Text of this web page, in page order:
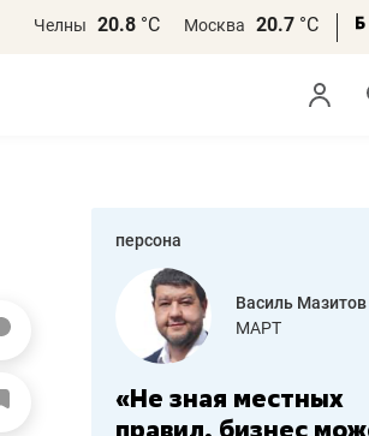
Челны 20.8 °С Москва 20.7 °С
персона
работа
Василь Мазитов
МАРТ
«Не зная местных
правил, бизнес